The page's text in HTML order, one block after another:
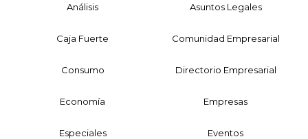
Análisis Asuntos Legales
Caja Fuerte Comunidad Empresarial
Consumo Directorio Empresarial
Economía Empresas
Especiales Eventos